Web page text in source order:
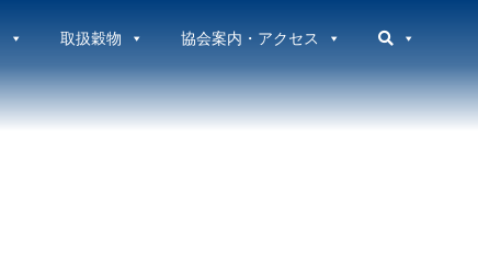
取扱穀物 協会案内・アクセス